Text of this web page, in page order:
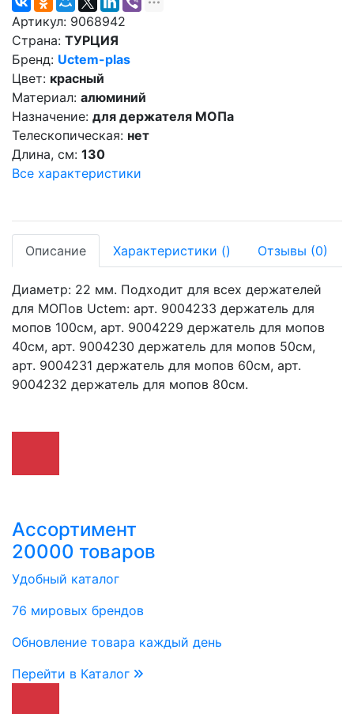
Артикул: 9068942
Страна: ТУРЦИЯ
Бренд: Uctem-plas
Цвет: красный
Материал: алюминий
Назначение: для держателя МОПа
Телескопическая: нет
Длина, см: 130
Все характеристики
Описание Характеристики () Отзывы (0)
Диаметр: 22 мм. Подходит для всех держателей
для МОПов Uctem: арт. 9004233 держатель для
мопов 100см, арт. 9004229 держатель для мопов
40см, арт. 9004230 держатель для мопов 50см,
арт. 9004231 держатель для мопов 60см, арт.
9004232 держатель для мопов 80см.
Ассортимент
20000 товаров
Удобный каталог
76 мировых брендов
Обновление товара каждый день
Перейти в Каталог